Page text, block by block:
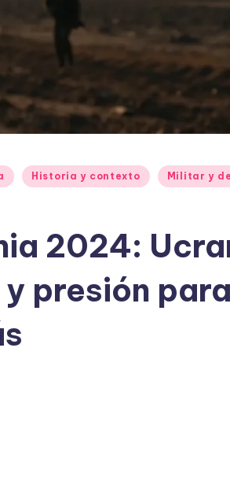
Historia y contexto Militar y
2024:
presión para